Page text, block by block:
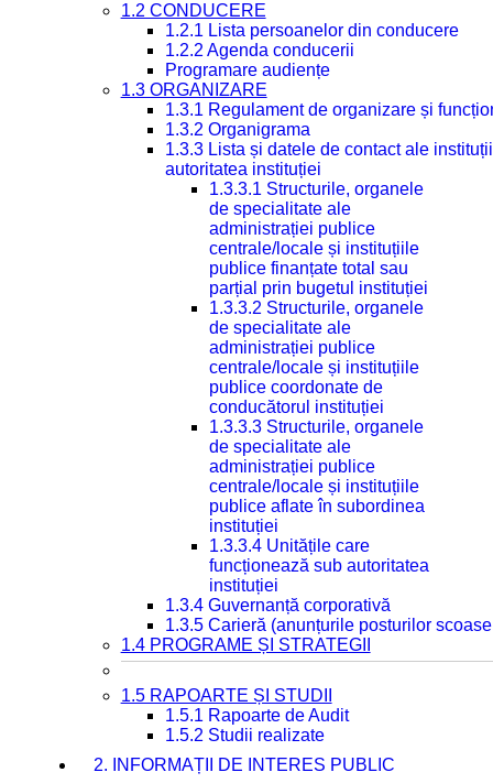
1.2 CONDUCERE
1.2.1 Lista persoanelor din conducere
1.2.2 Agenda conducerii
Programare audiențe
1.3 ORGANIZARE
1.3.1 Regulament de organizare și
1.3.2 Organigrama
1.3.3 Lista și datele de contact ale
autoritatea instituției
1.3.3.1 Structurile, organele
de specialitate ale
administrației publice
centrale/locale și instituțiile
publice finanțate total sau
parțial prin bugetul instituției
1.3.3.2 Structurile, organele
de specialitate ale
administrației publice
centrale/locale și instituțiile
publice coordonate de
conducătorul instituției
1.3.3.3 Structurile, organele
de specialitate ale
administrației publice
centrale/locale și instituțiile
publice aflate în subordinea
instituției
1.3.3.4 Unitățile care
funcționează sub autoritatea
instituției
1.3.4 Guvernanță corporativă
1.3.5 Carieră (anunțurile posturilor
1.4 PROGRAME ȘI STRATEGII
1.5 RAPOARTE ȘI STUDII
1.5.1 Rapoarte de Audit
1.5.2 Studii realizate
2. INFORMAȚII DE INTERES PUBLIC